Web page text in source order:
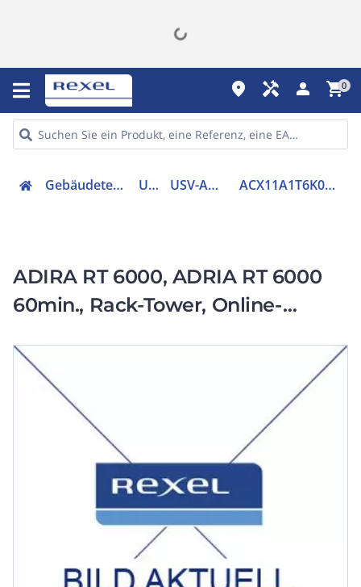
place handyman person shopping_cart0
Gebäudetechnik USV USV-Anlage ACX11A1T6K000M60
ADIRA RT 6000, ADRIA RT 6000
60min., Rack-Tower, Online-